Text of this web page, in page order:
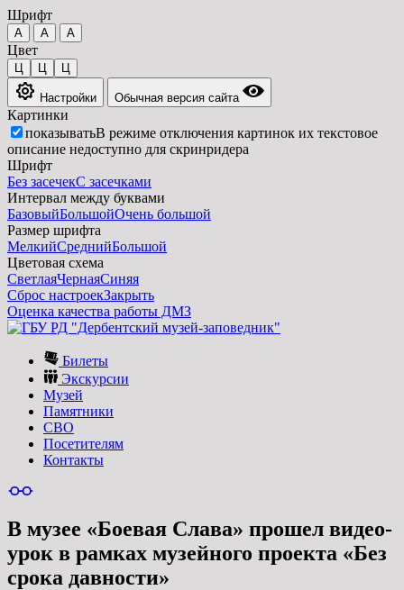
Шрифт
A A A
Цвет
Ц Ц Ц
Настройки Обычная версия сайта
Картинки
показыватьВ режиме отключения картинок их текстовое
описание недоступно для скринридера
Шрифт
Без засечекС засечками
Интервал между буквами
БазовыйБольшойОчень большой
Размер шрифта
МелкийСреднийБольшой
Цветовая схема
СветлаяЧернаяСиняя
Сброс настроекЗакрыть
Оценка качества работы ДМЗ
Билеты
Экскурсии
Музей
Памятники
СВО
Посетителям
Контакты
В музее «Боевая Слава» прошел видео-
урок в рамках музейного проекта «Без
срока давности»